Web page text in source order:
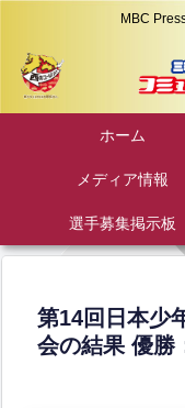
MBC
ホーム
メディア情報
選手募集掲示板
第14回日本少
会の結果 優勝